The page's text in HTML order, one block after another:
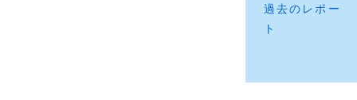
過去のレポー
ト